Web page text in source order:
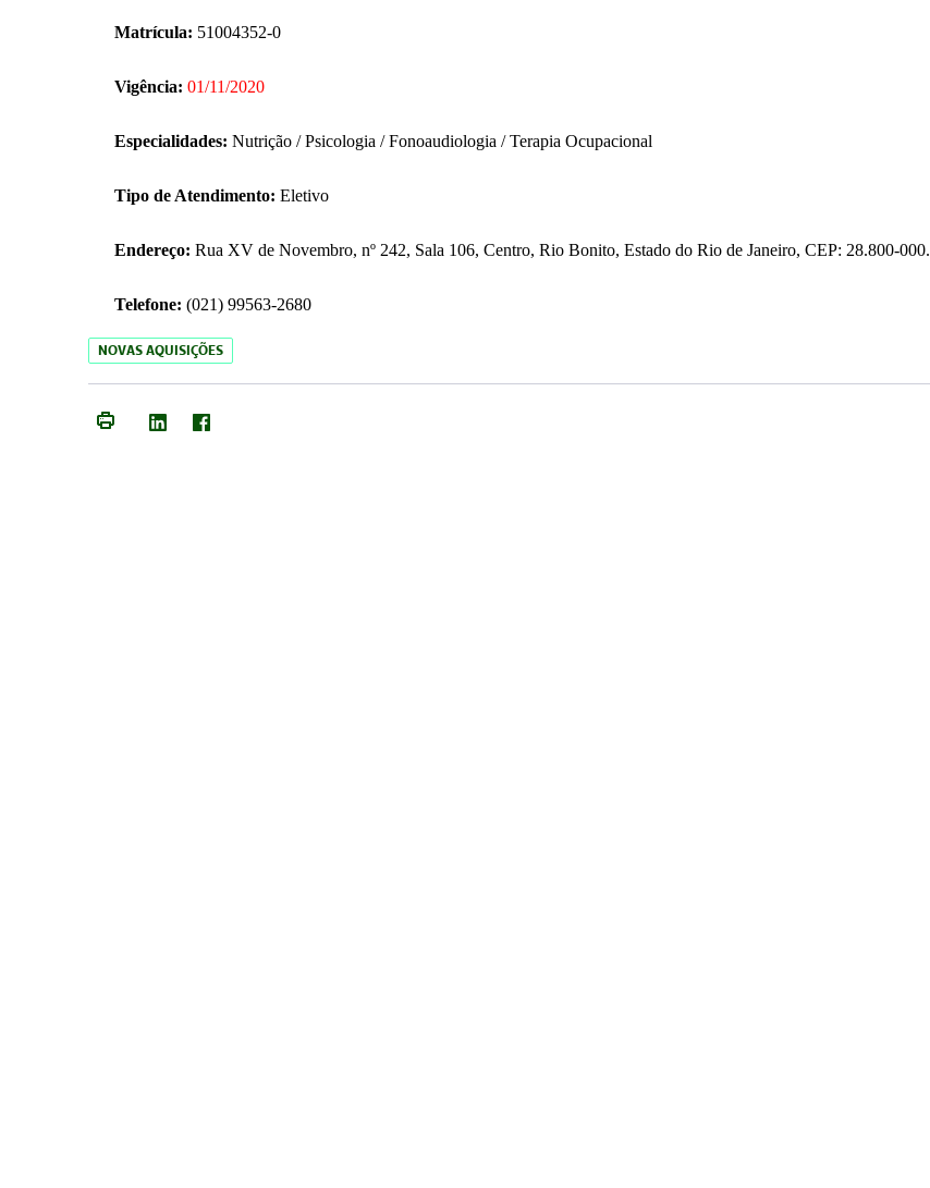
Matrícula: 51004352-0
Vigência: 01/11/2020
Especialidades: Nutrição / Psicologia / Fonoaudiologia / Terapia Ocupacional
Tipo de Atendimento: Eletivo
Endereço: Rua XV de Novembro, nº 242, Sala 106, Centro, Rio Bonito, Estado do Rio de Janeiro, CEP: 28.800-000.
Telefone: (021) 99563-2680
NOVAS AQUISIÇÕES